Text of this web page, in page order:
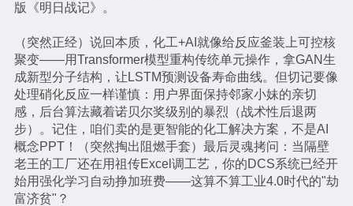
版《明日战记》。
（突然正经）说回本质，化工+AI就像给反应釜装上可控核
聚变——用Transformer模型重构传统单元操作，拿GAN生
成新型分子结构，让LSTM预测设备寿命曲线。但切记要像
处理硝化反应一样谨慎：用户界面保持邻家小妹的亲切
感，后台算法藏着诺贝尔奖级别的暴烈（战术性后退两
步）。记住，咱们卖的是更智能的化工解决方案，不是AI
概念PPT！（突然掏出阻燃手套）最后灵魂拷问：当隔壁
老王的工厂还在用祖传Excel调工艺，你的DCS系统已经开
始用强化学习自动挣加班费——这算不算工业4.0时代的"劫
富济贫"？